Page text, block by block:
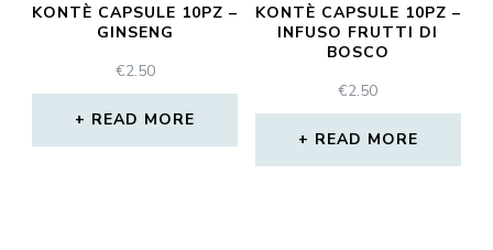
KONTÈ CAPSULE 10PZ –
GINSENG
€2.50
READ MORE
KONTÈ CAPSULE 10PZ –
INFUSO FRUTTI DI
BOSCO
€2.50
READ MORE